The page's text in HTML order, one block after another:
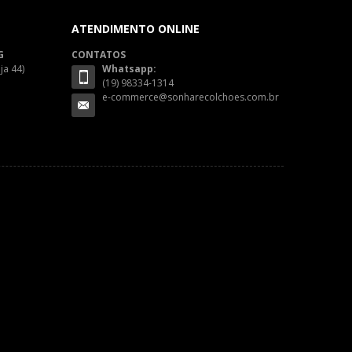
44)
ATENDIMENTO ONLINE
CONTATOS
Whatsapp:
(19) 98334-1314
e-commerce@sonharecolchoes.com.br